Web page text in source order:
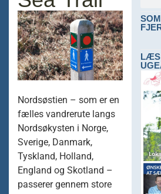
Nordsøstien – som er en
fælles vandrerute langs
Nordsøkysten i Norge,
Sverige, Danmark,
Tyskland, Holland,
England og Skotland –
passerer gennem store
LÆS